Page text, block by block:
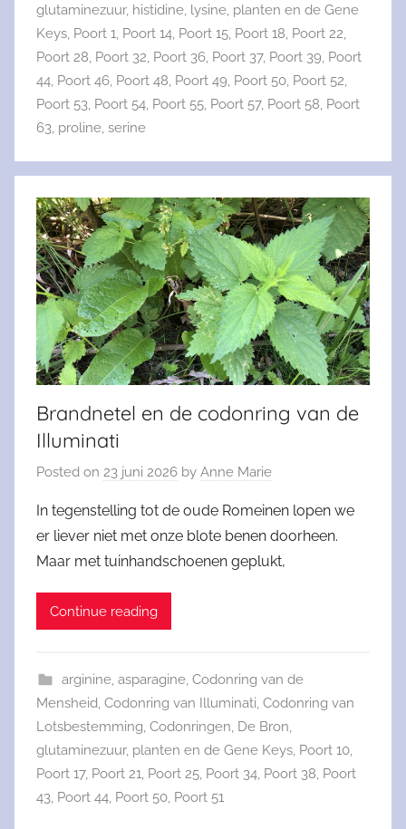
glutaminezuur, histidine lysine planten en de Gene
Keys Poort 1 Poort 14 Poort 15 Poort 18 Poort 22
Poort 28 Poort 32 Poort 36 Poort 37, Poort 39 Poort
44 Poort 46 Poort 48 Poort 49 Poort 50 Poort 52
Poort 53 Poort 54 Poort 55 Poort 57, Poort 58 Poort
63 proline serine
Brandnetel en de codonring van de
Illuminati
Posted on 23 juni 2026 by Anne Marie
In tegenstelling tot de oude Romeinen lopen we
er liever niet met onze blote benen doorheen.
Maar met tuinhandschoenen geplukt,
Continue reading
arginine, asparagine, Codonring van de
Mensheid, Codonring van Illuminati, Codonring van
Lotsbestemming, Codonringen, De Bron,
glutaminezuur, planten en de Gene Keys, Poort 10,
Poort 17, Poort 21, Poort 25, Poort 34, Poort 38, Poort
43, Poort 44, Poort 50, Poort 51